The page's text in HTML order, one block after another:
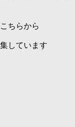
ちらから
しています